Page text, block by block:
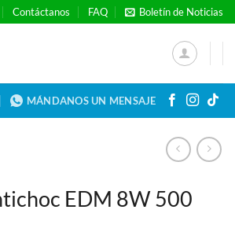
Contáctanos FAQ Boletín de Noticias
MÁNDANOS UN MENSAJE
EDM 8W 500